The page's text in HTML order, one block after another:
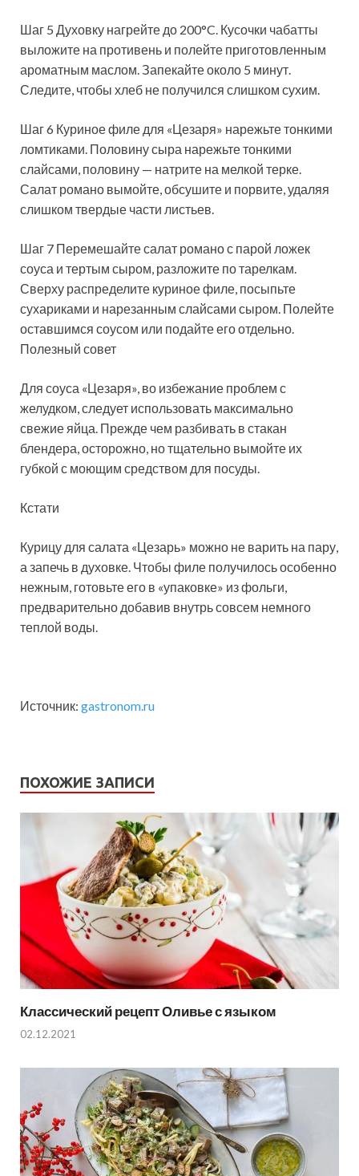
Шаг 5 Духовку нагрейте до 200°C. Кусочки чабатты
выложите на противень и полейте приготовленным
ароматным маслом. Запекайте около 5 минут.
Следите, чтобы хлеб не получился слишком сухим.
Шаг 6 Куриное филе для «Цезаря» нарежьте тонкими
ломтиками. Половину сыра нарежьте тонкими
слайсами, половину — натрите на мелкой терке.
Салат романо вымойте, обсушите и порвите, удаляя
слишком твердые части листьев.
Шаг 7 Перемешайте салат романо с парой ложек
соуса и тертым сыром, разложите по тарелкам.
Сверху распределите куриное филе, посыпьте
сухариками и нарезанным слайсами сыром. Полейте
оставшимся соусом или подайте его отдельно.
Полезный совет
Для соуса «Цезаря», во избежание проблем с
желудком, следует использовать максимально
свежие яйца. Прежде чем разбивать в стакан
блендера, осторожно, но тщательно вымойте их
губкой с моющим средством для посуды.
Кстати
Курицу для салата «Цезарь» можно не варить на пару,
а запечь в духовке. Чтобы филе получилось особенно
нежным, готовьте его в «упаковке» из фольги,
предварительно добавив внутрь совсем немного
теплой воды.
Источник: gastronom.ru
ПОХОЖИЕ ЗАПИСИ
Классический рецепт Оливье с языком
02.12.2021